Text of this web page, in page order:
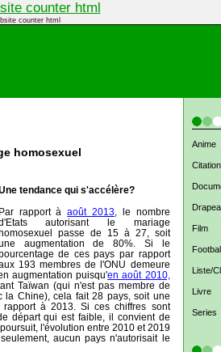
counter html
Anime
Citation
Film
Liste/
Livre
Series
homosexuel
tendance qui s'accélère?
Par rapport àaoût 2013 , le nombre
autorisant le mariage
passe de 15 à 27, soit
augmentation de 80%. Si le
de ces pays par rapport
193 membres de l'ONU demeure
augmentation puisqu'en août 2010,
Taïwan (qui n'est pas membre de
la Chine), cela fait 28 pays, soit une
à 2013. Si ces chiffres sont
départ qui est faible, il convient de
l'évolution entre 2010 et 2019
aucun pays n'autorisait le